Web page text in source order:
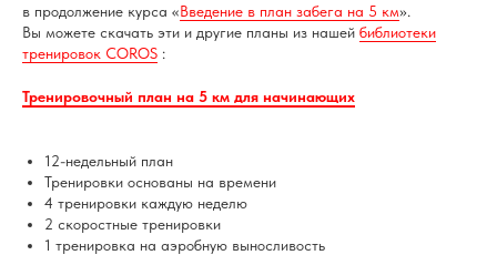
в продолжение курса «Введение в план забега на 5 км».
Вы можете скачать эти и другие планы из нашей библиотеки
тренировок COROS :
Тренировочный план на 5 км для начинающих
12-недельный план
Тренировки основаны на времени
4 тренировки каждую неделю
2 скоростные тренировки
1 тренировка на аэробную выносливость